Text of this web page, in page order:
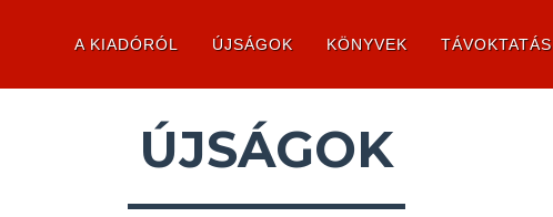
A KIADÓRÓL ÚJSÁGOK KÖNYVEK TÁVOKTATÁS
ÚJSÁGOK